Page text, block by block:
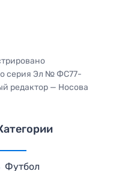
серия Эл № ФС77-
редактор — Носова
Футбол